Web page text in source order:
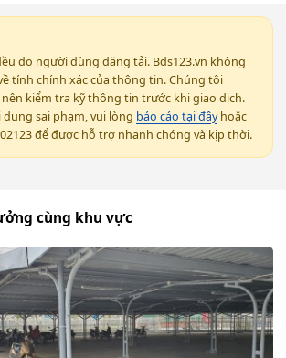
do người dùng đăng tải. Bds123.vn không
tính chính xác của thông tin. Chúng tôi
kiểm tra kỹ thông tin trước khi giao dịch.
sai phạm, vui lòng báo cáo tại đâyhoặc
để được hỗ trợ nhanh chóng và kịp thời.
cùng khu vực